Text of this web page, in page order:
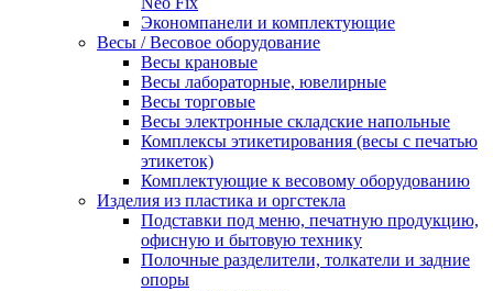
Экономпанели и комплектующие
Весы / Весовое оборудование
Весы крановые
Весы лабораторные, ювелирные
Весы торговые
Весы электронные складские напольные
Комплексы этикетирования (весы с печатью
этикеток)
Комплектующие к весовому оборудованию
Изделия из пластика и оргстекла
Подставки под меню, печатную продукцию,
офисную и бытовую технику
Полочные разделители, толкатели и задние
опоры